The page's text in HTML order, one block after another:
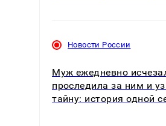
Новости России
Муж ежедневно
проследила за ним и
тайну: история одной